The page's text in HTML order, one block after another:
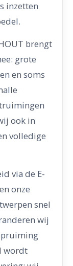
inzetten
brengt
grote
en soms
ook in
volledige
via de E-
onze
snel
wij
wordt